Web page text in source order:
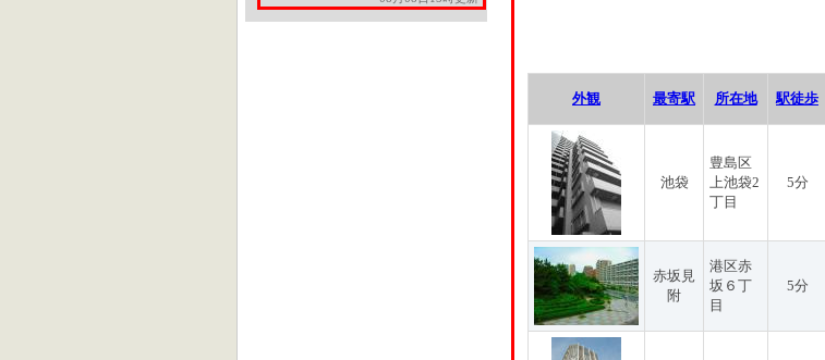
外観 最寄駅 所在地 駅徒歩
池袋
豊島区
上池袋2
丁目
5分
赤坂見
附
港区赤
坂６丁
目
5分